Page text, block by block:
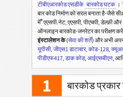
टीबीएआरकोड एसडीके बारकोड घटक ।
बार कोड निर्माण को सरल बनाता है-जैसे
में®एएसपी.नेट, एएसपी, पीएचपी, डेल्फ़ी और
ऑनलाइन बारकोड-जनरेटर का परीक्षण
इंस्टालेशन के(सेवा की शर्तें) और अभी
यूपीसी, जीएस1 डाटाबार, कोड-128,
पीडीएफ417, डाक कोड, आईएसबीएन,
1 बारकोड